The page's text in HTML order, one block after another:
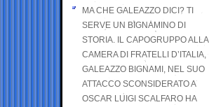
MA CHE GALEAZZO DICI? TI
SERVE UN BIGNAMINO DI
STORIA. IL CAPOGRUPPO ALLA
CAMERA DI FRATELLI D’ITALIA,
GALEAZZO BIGNAMI, NEL SUO
ATTACCO SCONSIDERATO A
OSCAR LUIGI SCALFARO HA